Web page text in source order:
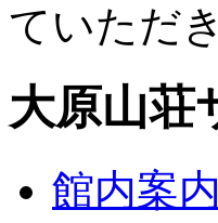
ていただ
大原山荘
館内案内